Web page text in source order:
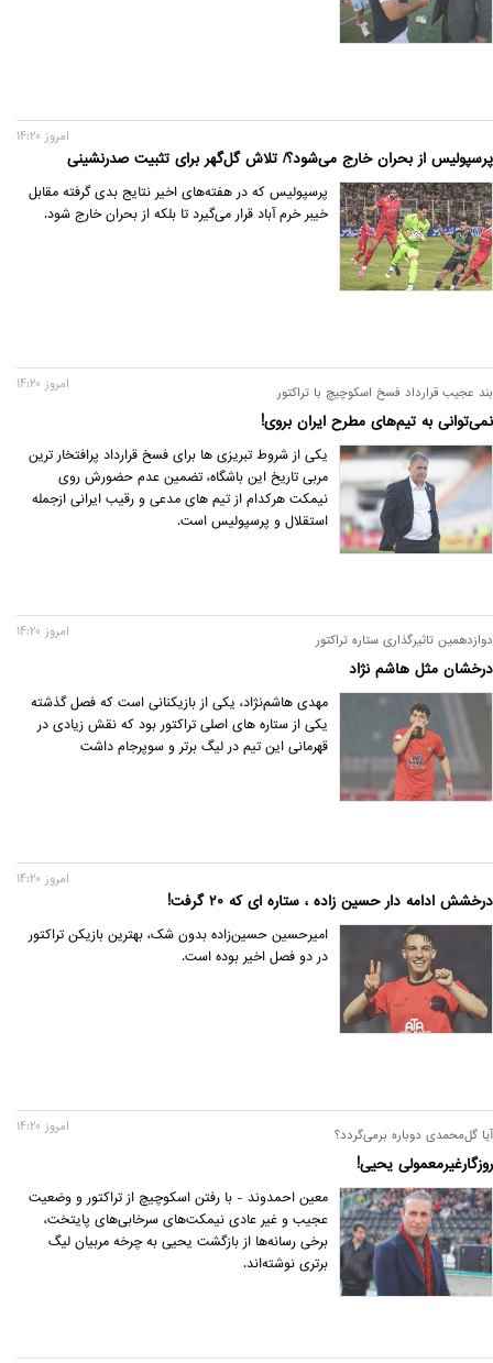
پرسپولیس از بحران خارج می‌شود؟/ تلاش گل‌گهر برای تثبیت صدرنشینی
امروز 14:20
پرسپولیس که در هفته‌های اخیر نتایج بدی گرفته مقابل
خیبر خرم آباد قرار می‌گیرد تا بلکه از بحران خارج شود.
بند عجیب قرارداد فسخ اسکوچیچ با تراکتور
نمی‌توانی به تیم‌های مطرح ایران بروی!
امروز 14:20
یکی از شروط تبریزی ها برای فسخ قرارداد پرافتخار ترین
مربی تاریخ این باشگاه، تضمین عدم حضورش روی
نیمکت هرکدام از تیم های مدعی و رقیب ایرانی ازجمله
استقلال و پرسپولیس است.
دوازدهمین تاثیرگذاری ستاره تراکتور
درخشان مثل هاشم نژاد
امروز 14:20
مهدی هاشم‌نژاد، یکی از بازیکنانی است که فصل گذشته
یکی از ستاره های اصلی تراکتور بود که نقش زیادی در
قهرمانی این تیم در لیگ برتر و سوپرجام داشت
درخشش ادامه دار حسین زاده ، ستاره ای که ۲۰ گرفت!
امروز 14:20
امیرحسین حسین‌زاده بدون شک، بهترین بازیکن تراکتور
در دو فصل اخیر بوده است.
آیا گل‌محمدی دوباره برمی‌گردد؟
روزگارغیرمعمولی یحیی!
امروز 14:20
معین احمدوند - با رفتن اسکوچیچ از تراکتور و وضعیت
عجیب و غیر عادی نیمکت‌های سرخابی‌های پایتخت،
برخی رسانه‌ها از بازگشت یحیی به چرخه مربیان لیگ
برتری نوشته‌اند.